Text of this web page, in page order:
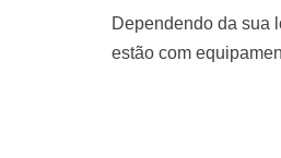
Dependendo da sua
estão com